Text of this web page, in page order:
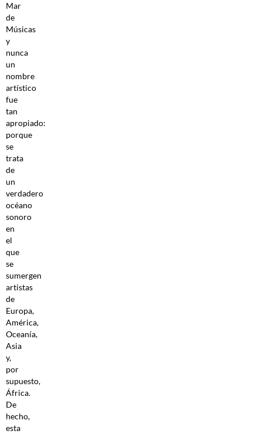
Mar
de
Músicas
y
nunca
un
nombre
artístico
fue
tan
apropiado:
porque
se
trata
de
un
verdadero
océano
sonoro
en
el
que
se
sumergen
artistas
de
Europa,
América,
Oceanía,
Asia
y,
por
supuesto,
África.
De
hecho,
esta